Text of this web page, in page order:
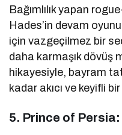
Bağımlılık yapan
Hades’in devam
için vazgeçilmez bir
daha karmaşık dövüş
hikayesiyle, bayram
kadar akıcı ve keyifli
5. Prince of